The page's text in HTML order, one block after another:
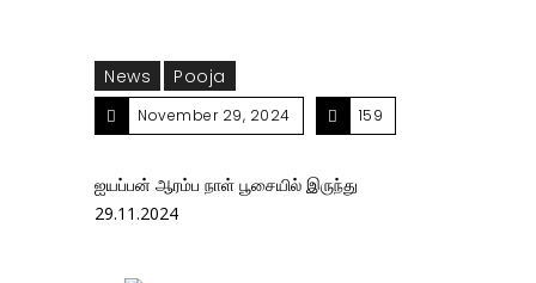
News Pooja
November 29, 2024 159
ஐயப்பன் ஆரம்ப நாள் பூசையில் இருந்து
29.11.2024